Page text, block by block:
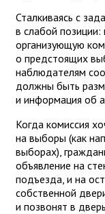
Сталкиваясь с
в слабой
организующую
о предстоящих
наблюдателям
должны быть
и информация об
Когда комиссия
на выборы (как
выборах),
объявление на
подъезда, и на
собственной
и позвонят в